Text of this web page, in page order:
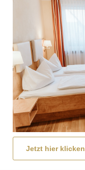
Jetzt hier klicken